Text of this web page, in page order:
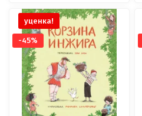
уценка!
-45%